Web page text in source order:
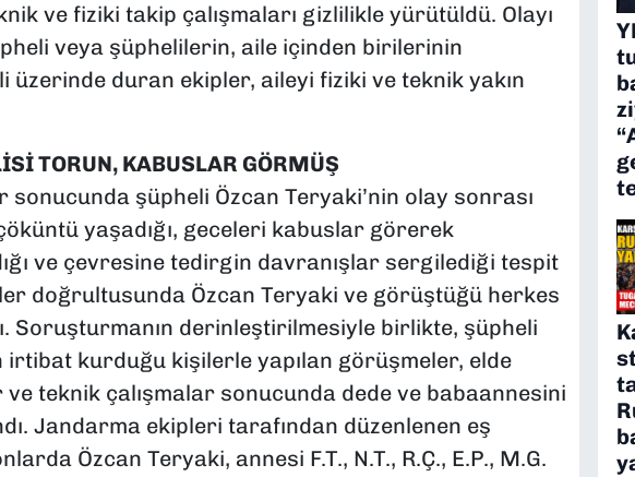
ve fiziki takip çalışmaları gizlilikle yürütüldü. Olayı
veya şüphelilerin, aile içinden birilerinin
üzerinde duran ekipler, aileyi fiziki ve teknik yakın
TORUN, KABUSLAR GÖRMÜŞ
sonucunda şüpheli Özcan Teryaki’nin olay sonrası
yaşadığı, geceleri kabuslar görerek
ve çevresine tedirgin davranışlar sergilediği tespit
doğrultusunda Özcan Teryaki ve görüştüğü herkes
Soruşturmanın derinleştirilmesiyle birlikte, şüpheli
irtibat kurduğu kişilerle yapılan görüşmeler, elde
teknik çalışmalar sonucunda dede ve babaannesini
Jandarma ekipleri tarafından düzenlenen eş
Özcan Teryaki, annesi F.T., N.T., R.Ç., E.P., M.G.